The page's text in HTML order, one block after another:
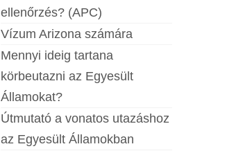
ellenőrzés? (APC)
Vízum Arizona számára
Mennyi ideig tartana
körbeutazni az Egyesült
Államokat?
Útmutató a vonatos utazáshoz
az Egyesült Államokban